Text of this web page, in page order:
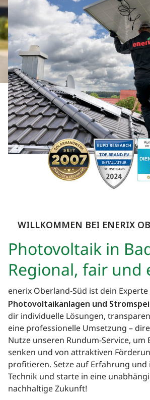
WILLKOMMEN BEI ENERIX
Photovoltaik in
Regional, fair und
enerix Oberland-Süd ist dein
Photovoltaikanlagen und
dir individuelle Lösungen,
eine professionelle Umsetzung –
Nutze unseren Rundum-Service, um
senken und von attraktiven
profitieren. Setze auf Erfahrung und
Technik und starte in eine
nachhaltige Zukunft!